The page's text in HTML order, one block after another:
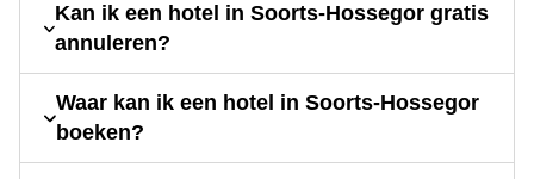
Kan ik een hotel in Soorts-Hossegor gratis
annuleren?
Waar kan ik een hotel in Soorts-Hossegor
boeken?